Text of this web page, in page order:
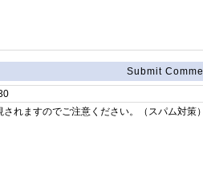
れますのでご注意ください。（スパム対策